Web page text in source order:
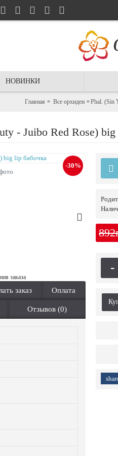
НОВИНКИ
Главная Все орхидеи Phal. (Sin
- Juibo Red Rose)
-30%
заказа
заказ Оплата
Отзывов (0)
-